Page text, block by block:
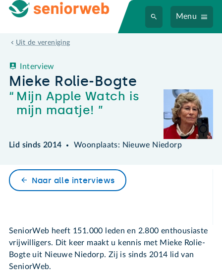
Menu
Uit de vereniging
Mieke Rolie-Bogte
Mieke Rolie-Bogte
Interview
Mijn Apple Watch is
mijn maatje!
Lid sinds 2014 Woonplaats: Nieuwe Niedorp
Naar alle interviews
SeniorWeb heeft 151.000 leden en 2.800 enthousiaste
vrijwilligers. Dit keer maakt u kennis met Mieke Rolie-
Bogte uit Nieuwe Niedorp. Zij is sinds 2014 lid van
SeniorWeb.